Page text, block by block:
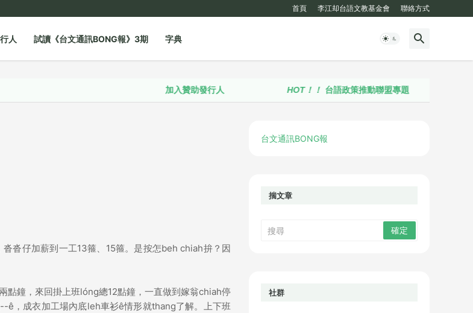
首頁 李江却台語文教基金會 聯絡方式
人 試讀《台文通訊BONG報》3期 字典
加入贊助發行人 台語政策推動聯盟專題
沓仔加薪到一工13箍、15箍。是按怎beh chiah拚？因
鐘，來回掛上班lóng總12點鐘，一直做到嫁翁chiah停
ê，成衣加工場內底leh車衫ê情形就thang了解。上下班
台文通訊BONG報
揣文章
社群